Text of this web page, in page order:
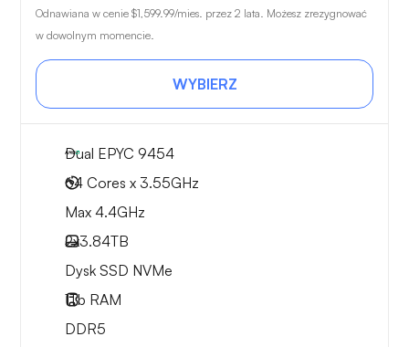
Odnawiana w cenie $1,599.99/mies. przez 2 lata. Możesz zrezygnować
w dowolnym momencie.
WYBIERZ
Dual EPYC 9454
64 Cores x 3.55GHz
Max 4.4GHz
2x3.84TB
Dysk SSD NVMe
1Tb RAM
DDR5